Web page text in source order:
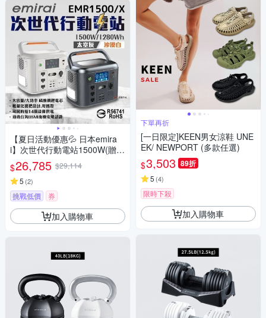
【夏日活動優惠💦 日本emira
i】次世代行動電站1500W(贈
包) 太空灰 戶外電源 地震防災
EMR1500 悠遊戶外
$26,785 $29,114
5 (2)
挑戰低價 券
加入購物車
下單再折
[一日限定]KEEN男女涼鞋 UNE
EK/ NEWPORT (多款任選)
$3,503 89折
5 (4)
限時下殺
加入購物車